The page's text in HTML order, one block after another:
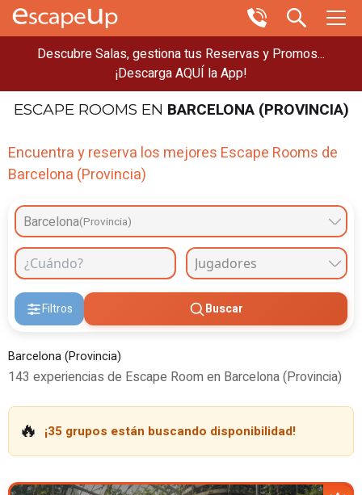
Descubre Salas, gestiona tus Reservas y Promos...
¡Descarga AQUÍ la App!
ESCAPE ROOMS EN BARCELONA (PROVINCIA)
Encuentra y reserva los mejores Escape Rooms de
Barcelona (Provincia)
Barcelona(Provincia)
Filtros Buscar
Barcelona (Provincia)
143 experiencias de Escape Room en Barcelona (Provincia)
🔥 ¡35 grupos están buscando disponibilidad!